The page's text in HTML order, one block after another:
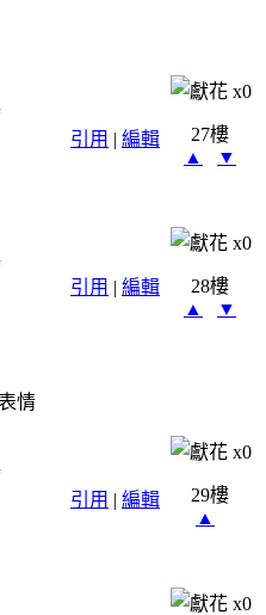
x0
引用 | 編輯
27樓
▲
▼
x0
引用 | 編輯
28樓
▲
▼
x0
引用 | 編輯
29樓
▲
x0